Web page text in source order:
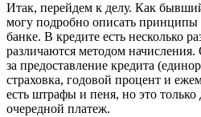
Итак, перейдем к делу. Как
могу подробно описать принципы
банке. В кредите есть несколько
различаются методом
за предоставление кредита
страховка, годовой процент и
есть штрафы и пеня, но это
очередной платеж.